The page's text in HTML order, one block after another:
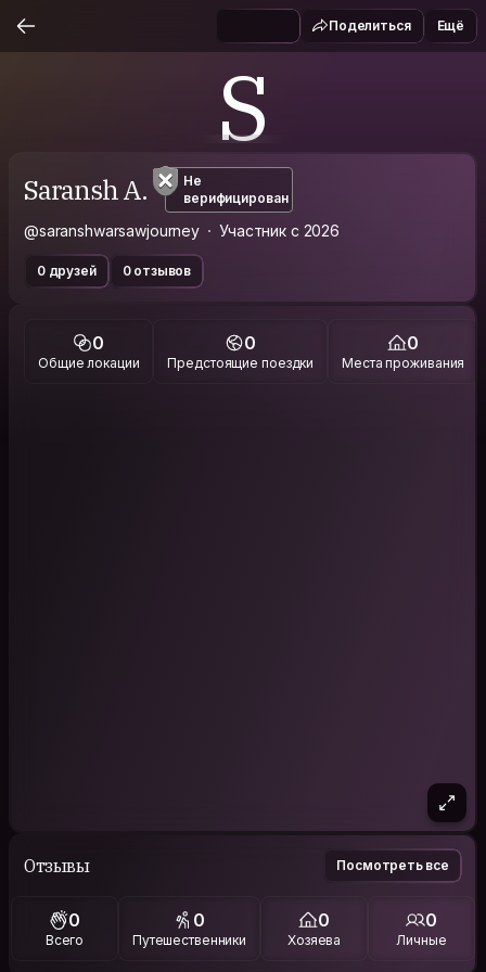
Поделиться Ещё
S
Saransh A.
Не
верифицирован
@saranshwarsawjourney Участник с 2026
0 друзей 0 отзывов
0
Общие локации
0
Предстоящие поездки
0
Места проживания
Отзывы Посмотреть все
0
Всего
0
Путешественники
0
Хозяева
0
Личные